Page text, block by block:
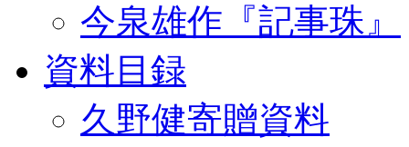
今泉雄作『記事珠』
資料目録
久野健寄贈資料